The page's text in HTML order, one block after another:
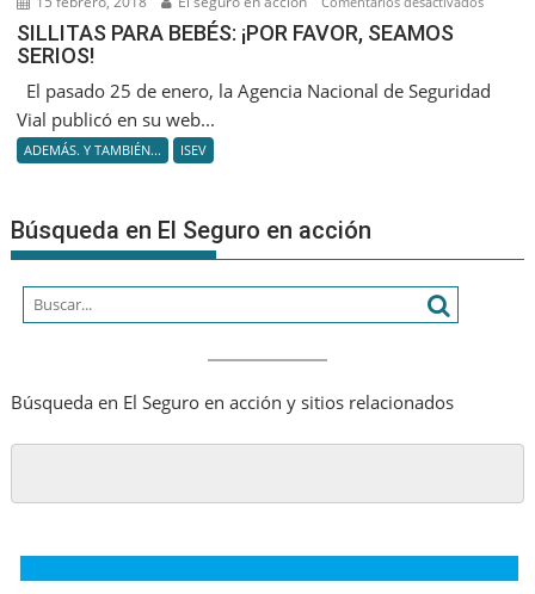
BEBÉS:
SILLITAS PARA BEBÉS: ¡POR FAVOR, SEAMOS
SERIOS!
El pasado 25 de enero, la Agencia Nacional de Seguridad
Vial publicó en su web...
ADEMÁS. Y TAMBIÉN... ISEV
Búsqueda en El Seguro en acción
Búsqueda en El Seguro en acción y sitios relacionados